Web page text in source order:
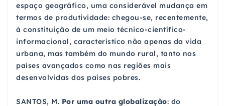
espaço geográfico, uma considerável mudança em
termos de produtividade: chegou-se, recentemente,
à constituição de um meio técnico-científico-
informacional, característico não apenas da vida
urbana, mas também do mundo rural, tanto nos
países avançados como nas regiões mais
desenvolvidas dos países pobres.
SANTOS, M. Por uma outra globalização: do